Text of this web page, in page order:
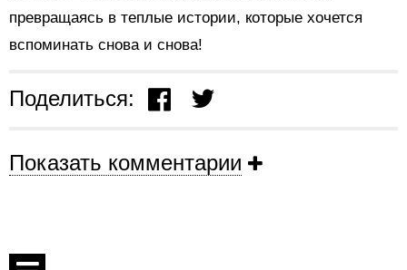
превращаясь в теплые истории, которые хочется
вспоминать снова и снова!
Поделиться:
Показать комментарии